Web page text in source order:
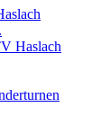
Haslach